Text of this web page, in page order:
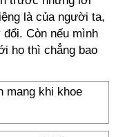
là của người ta,
Còn nếu mình
họ thì chẳng bao